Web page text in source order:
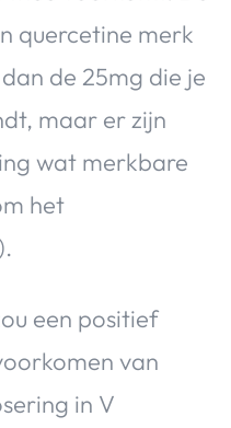
quercetine merk
de 25mg die je
maar er zijn
wat merkbare
het
).
een positief
van
in V